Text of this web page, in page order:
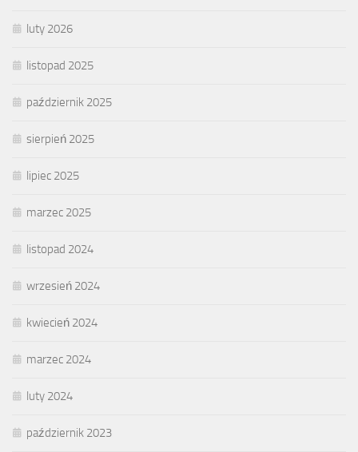
luty 2026
listopad 2025
październik 2025
sierpień 2025
lipiec 2025
marzec 2025
listopad 2024
wrzesień 2024
kwiecień 2024
marzec 2024
luty 2024
październik 2023